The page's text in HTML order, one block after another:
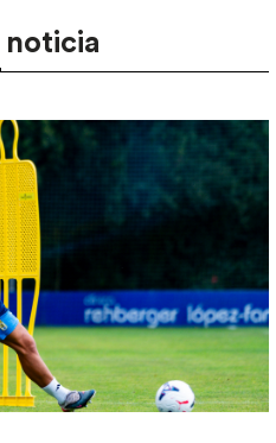
noticia